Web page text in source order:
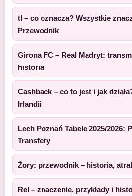
tl – co oznacza? Wszystkie
Przewodnik
Girona FC – Real Madryt:
historia
Cashback – co to jest i jak
Irlandii
Lech Poznań Tabele 2025/2026:
Transfery
Żory: przewodnik – historia,
Rel – znaczenie, przykłady i